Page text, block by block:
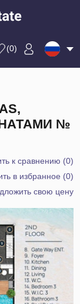
(0)
№
к сравнению (0)
в избранное (0)
свою цену